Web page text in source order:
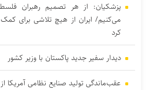
پزشکیان: از هر تصمیم رهبران
می‌کنیم/ ایران از هیچ تلاشی برای
کرد
دیدار سفیر جدید پاکستان با وزیر کشور
عقب‌ماندگی تولید صنایع نظامی آمریکا